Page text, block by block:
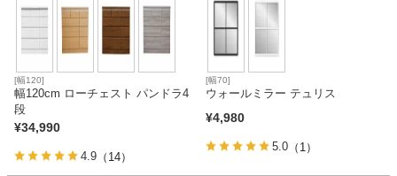
ホームオフィス
こたつ
[幅120]
幅120cm ローチェスト パンドラ4
段
¥34,990
4.9 （14）
[幅70]
ウォールミラー テュリス
¥4,980
5.0 （1）